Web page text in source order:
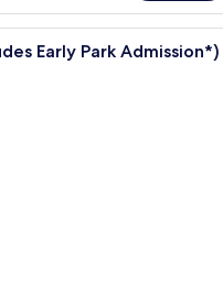
Camera d'albergo con due
Early Park Admission*)